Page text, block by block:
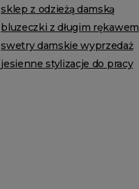
sklep z odzieżą damską
bluzeczki z długim rękawem
swetry damskie wyprzedaż
jesienne stylizacje do pracy